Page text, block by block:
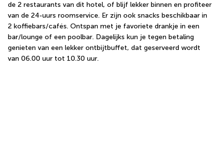
de 2 restaurants van dit hotel, of blijf lekker binnen en profiteer
van de 24-uurs roomservice. Er zijn ook snacks beschikbaar in
2 koffiebars/cafés. Ontspan met je favoriete drankje in een
bar/lounge of een poolbar. Dagelijks kun je tegen betaling
genieten van een lekker ontbijtbuffet, dat geserveerd wordt
van 06.00 uur tot 10.30 uur.